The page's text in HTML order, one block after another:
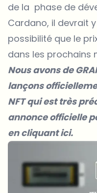
de la phase de
Cardano, il devrait
possibilité que le
dans les prochains
Nous avons de
lançons
NFT qui est très
annonce officielle
en cliquant ici.